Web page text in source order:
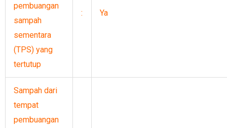
pembuangan
sampah
sementara
(TPS) yang
tertutup
: Ya
Sampah dari
tempat
pembuangan